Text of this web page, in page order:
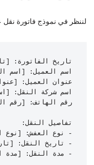
لننظر في نموذج فاتورة
- مدة النقل: [مدة